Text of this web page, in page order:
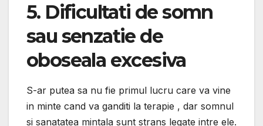
5. Dificultati de somn
sau senzatie de
oboseala excesiva
S-ar putea sa nu fie primul lucru care va vine
in minte cand va ganditi la terapie , dar somnul
si sanatatea mintala sunt strans legate intre ele.